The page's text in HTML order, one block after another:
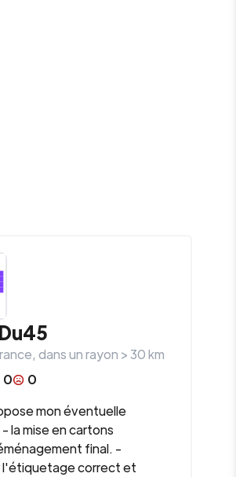
, dans un rayon >30km
0
0
mon éventuelle
la mise en cartons
final. -
l'étiquetage correct et